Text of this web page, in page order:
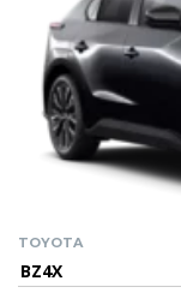
TOYOTA
BZ4X